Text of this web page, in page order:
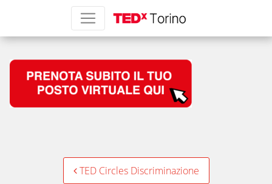
pulsanteCircleJuve
TED Circles Discriminazione